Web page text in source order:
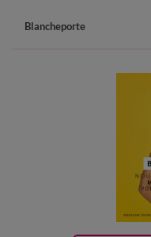
Blancheporte